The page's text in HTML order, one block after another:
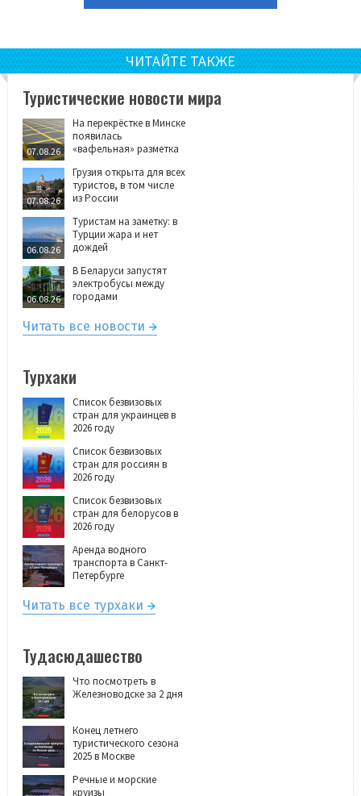
ЧИТАЙТЕ ТАКЖЕ
Туристические новости мира
07.08.26
На перекрёстке в Минске
появилась
«вафельная» разметка
07.08.26
Грузия открыта для всех
туристов, в том числе
из России
06.08.26
Туристам на заметку: в
Турции жара и нет
дождей
06.08.26
В Беларуси запустят
электробусы между
городами
Читать все новости
Турхаки
Список безвизовых
стран для украинцев в
2026 году
Список безвизовых
стран для россиян в
2026 году
Список безвизовых
стран для белорусов в
2026 году
Аренда водного
транспорта в Санкт-
Петербурге
Читать все турхаки
Тудасюдашество
Что посмотреть в
Железноводске за 2 дня
Конец летнего
туристического сезона
2025 в Москве
Речные и морские
круизы